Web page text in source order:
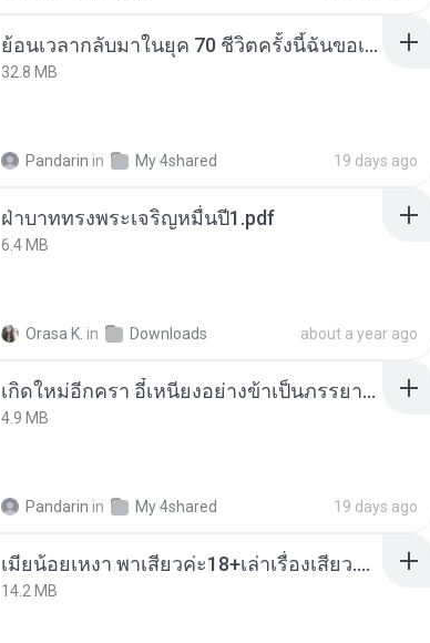
ย้อนเวลากลับมาในยุค 70 ชีวิตครั้งนี้ฉันขอเลือกเอง จบ.pdf
32.8 MB
Pandarin in My 4shared 19 days ago
ฝ่าบาททรงพระเจริญหมื่นปี1.pdf
6.4 MB
Orasa K. in Downloads about a year ago
เกิดใหม่อีกครา อี๋เหนียงอย่างข้าเป็นภรรยาขุนนาง 1_ST.pdf
4.9 MB
Pandarin in My 4shared 19 days ago
เมียน้อยเหงา พาเสียวค่ะ18+เล่าเรื่องเสียว.mp3
14.2 MB